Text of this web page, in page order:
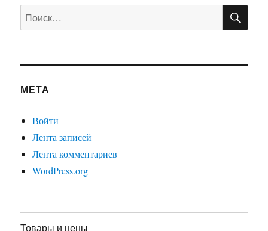
Искать:
МЕТА
Войти
Лента записей
Лента комментариев
WordPress.org
Товары и цены